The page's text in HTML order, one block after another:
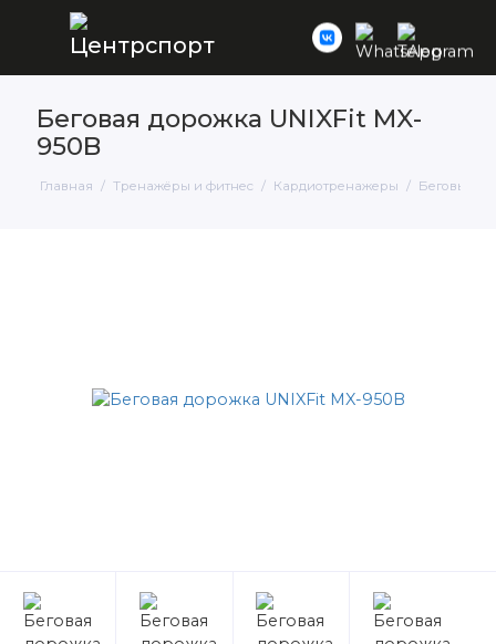
Беговая дорожка UNIXFit MX-
950B
Главная Тренажёры и фитнес Кардиотренажеры Беговые